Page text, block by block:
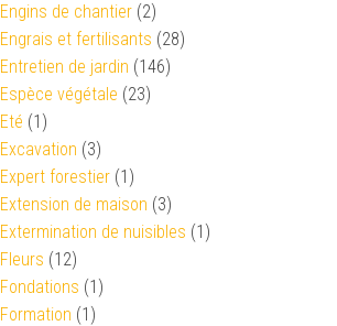
Engins de chantier (2)
Engrais et fertilisants (28)
Entretien de jardin (146)
Espèce végétale (23)
Eté (1)
Excavation (3)
Expert forestier (1)
Extension de maison (3)
Extermination de nuisibles (1)
Fleurs (12)
Fondations (1)
Formation (1)